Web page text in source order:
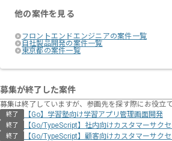
他の案件を見る
フロントエンドエンジニアの案件一覧
自社製品開発の案件一覧
東京都の案件一覧
募集が終了した案件
募集は終了していますが、参画先を探す際にお役立
終了 【Go】学習塾向け学習アプリ管理画面開発
終了 【Go/TypeScript】社内向けカスタマーサク
終了 【Go/TypeScript】顧客向けカスタマーサク